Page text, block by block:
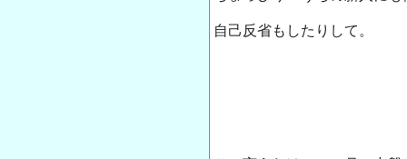
自己反省もしたりして。